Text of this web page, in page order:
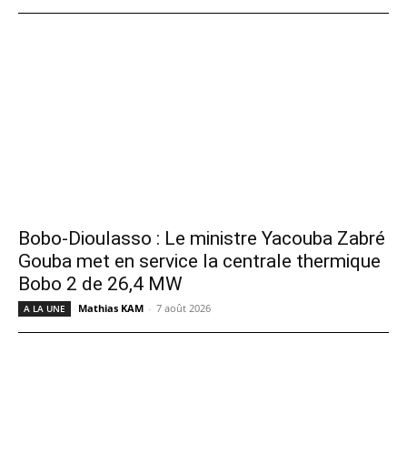
Bobo-Dioulasso : Le ministre Yacouba Zabré
Gouba met en service la centrale thermique
Bobo 2 de 26,4 MW
A LA UNE Mathias KAM - 7 août 2026